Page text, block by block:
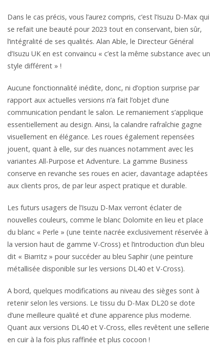
Dans le cas précis, vous l’aurez compris, c’est l’Isuzu D-Max qui
se refait une beauté pour 2023 tout en conservant, bien sûr,
l’intégralité de ses qualités. Alan Able, le Directeur Général
d’Isuzu UK en est convaincu « c’est la même substance avec un
style différent » !
Aucune fonctionnalité inédite, donc, ni d’option surprise par
rapport aux actuelles versions n’a fait l’objet d’une
communication pendant le salon. Le remaniement s’applique
essentiellement au design. Ainsi, la calandre rafraîchie gagne
visuellement en élégance. Les roues également repensées
jouent, quant à elle, sur des nuances notamment avec les
variantes All-Purpose et Adventure. La gamme Business
conserve en revanche ses roues en acier, davantage adaptées
aux clients pros, de par leur aspect pratique et durable.
Les futurs usagers de l’Isuzu D-Max verront éclater de
nouvelles couleurs, comme le blanc Dolomite en lieu et place
du blanc « Perle » (une teinte nacrée exclusivement réservée à
la version haut de gamme V-Cross) et l’introduction d’un bleu
dit « Biarritz » pour succéder au bleu Saphir (une peinture
métallisée disponible sur les versions DL40 et V-Cross).
A bord, quelques modifications au niveau des sièges sont à
retenir selon les versions. Le tissu du D-Max DL20 se dote
d’une meilleure qualité et d’une apparence plus moderne.
Quant aux versions DL40 et V-Cross, elles revêtent une sellerie
en cuir à la fois plus raffinée et plus cocoon !